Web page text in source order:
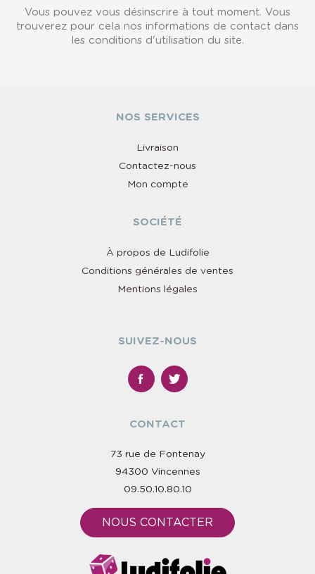
Vous pouvez vous désinscrire à tout moment. Vous
trouverez pour cela nos informations de contact dans
les conditions d'utilisation du site.
NOS SERVICES
Livraison
Contactez-nous
Mon compte
SOCIÉTÉ
À propos de Ludifolie
Conditions générales de ventes
Mentions légales
SUIVEZ-NOUS
CONTACT
73 rue de Fontenay
94300 Vincennes
09.50.10.80.10
NOUS CONTACTER